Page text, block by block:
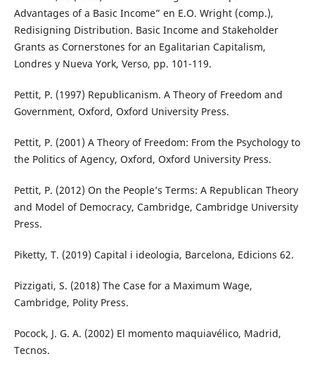
Advantages of a Basic Income” en E.O. Wright (comp.),
Redisigning Distribution. Basic Income and Stakeholder
Grants as Cornerstones for an Egalitarian Capitalism,
Londres y Nueva York, Verso, pp. 101-119.
Pettit, P. (1997) Republicanism. A Theory of Freedom and
Government, Oxford, Oxford University Press.
Pettit, P. (2001) A Theory of Freedom: From the Psychology to
the Politics of Agency, Oxford, Oxford University Press.
Pettit, P. (2012) On the People’s Terms: A Republican Theory
and Model of Democracy, Cambridge, Cambridge University
Press.
Piketty, T. (2019) Capital i ideologia, Barcelona, Edicions 62.
Pizzigati, S. (2018) The Case for a Maximum Wage,
Cambridge, Polity Press.
Pocock, J. G. A. (2002) El momento maquiavélico, Madrid,
Tecnos.